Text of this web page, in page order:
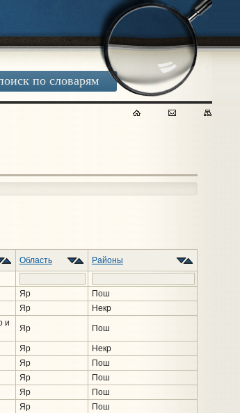
по словарям
Область Районы
Яр
Пош
Яр Некр
и
Яр Пош
Яр
Некр
Яр
Пош
Яр
Пош
Яр
Пош
Яр
Пош